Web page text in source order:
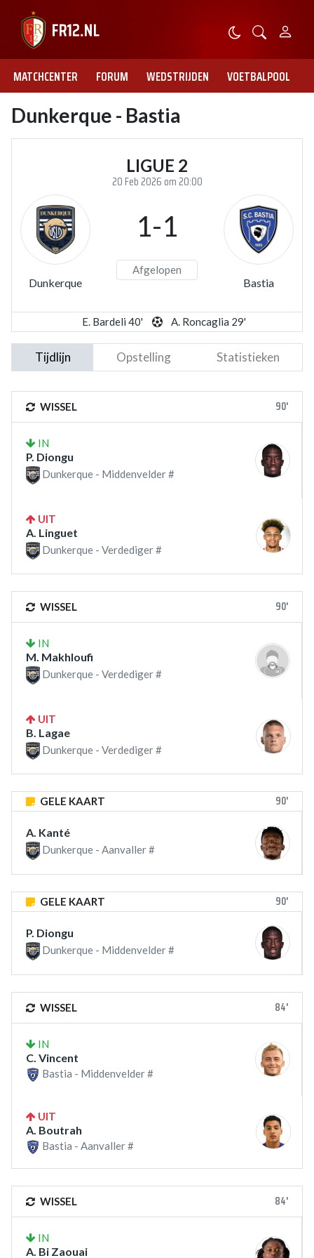
MATCHCENTER FORUM WEDSTRIJDEN VOETBALPOOL
Dunkerque - Bastia
LIGUE 2
20 Feb 2026 om 20:00
Dunkerque
1-1
Afgelopen
Bastia
E. Bardeli 40' A. Roncaglia 29'
Tijdlijn Opstelling Statistieken
WISSEL 90'
IN
P. Diongu
Dunkerque - Middenvelder #
UIT
A. Linguet
Dunkerque - Verdediger #
WISSEL 90'
IN
M. Makhloufi
Dunkerque - Verdediger #
UIT
B. Lagae
Dunkerque - Verdediger #
GELE KAART 90'
A. Kanté
Dunkerque - Aanvaller #
GELE KAART 90'
P. Diongu
Dunkerque - Middenvelder #
WISSEL 84'
IN
C. Vincent
Bastia - Middenvelder #
UIT
A. Boutrah
Bastia - Aanvaller #
WISSEL 84'
IN
A. Bi Zaouai